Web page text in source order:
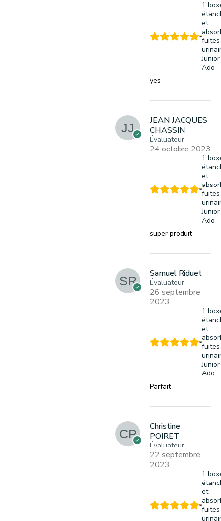
1
et
fuites
Junior
Ado
yes
JEAN JACQUES
CHASSIN
Évaluateur
24 octobre 2023
1
et
fuites
Junior
Ado
super produit
Samuel Riduet
Évaluateur
26 septembre
2023
1
et
fuites
Junior
Ado
Parfait
Christine
POIRET
Évaluateur
22 septembre
2023
1
et
fuites